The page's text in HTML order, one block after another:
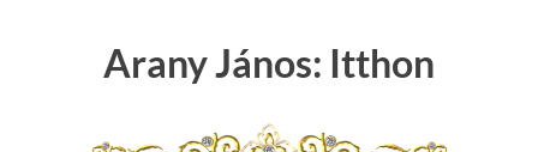
Arany János: Itthon